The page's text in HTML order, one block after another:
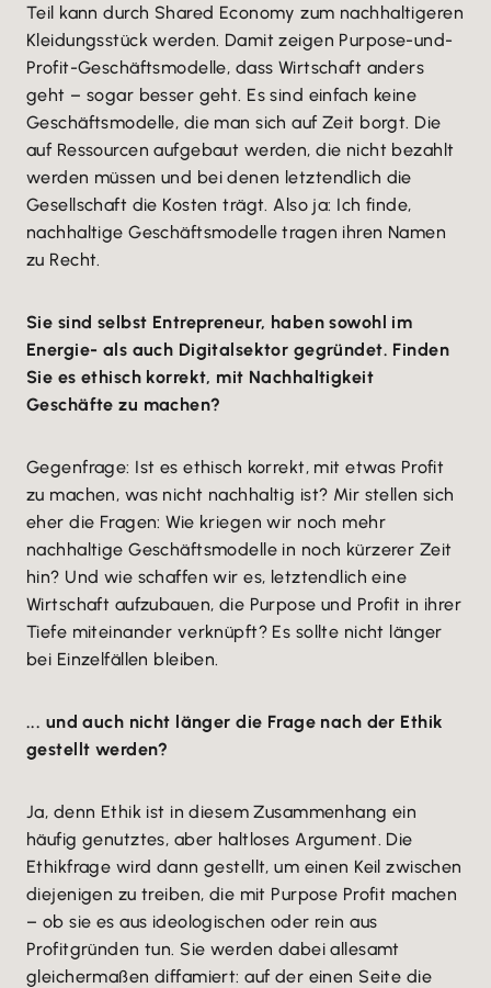
Teil kann durch Shared Economy zum nachhaltigeren
Kleidungsstück werden. Damit zeigen Purpose-und-
Profit-Geschäftsmodelle, dass Wirtschaft anders
geht – sogar besser geht. Es sind einfach keine
Geschäftsmodelle, die man sich auf Zeit borgt. Die
auf Ressourcen aufgebaut werden, die nicht bezahlt
werden müssen und bei denen letztendlich die
Gesellschaft die Kosten trägt. Also ja: Ich finde,
nachhaltige Geschäftsmodelle tragen ihren Namen
zu Recht.
Sie sind selbst Entrepreneur, haben sowohl im
Energie- als auch Digitalsektor gegründet. Finden
Sie es ethisch korrekt, mit Nachhaltigkeit
Geschäfte zu machen?
Gegenfrage: Ist es ethisch korrekt, mit etwas Profit
zu machen, was nicht nachhaltig ist? Mir stellen sich
eher die Fragen: Wie kriegen wir noch mehr
nachhaltige Geschäftsmodelle in noch kürzerer Zeit
hin? Und wie schaffen wir es, letztendlich eine
Wirtschaft aufzubauen, die Purpose und Profit in ihrer
Tiefe miteinander verknüpft? Es sollte nicht länger
bei Einzelfällen bleiben.
... und auch nicht länger die Frage nach der Ethik
gestellt werden?
Ja, denn Ethik ist in diesem Zusammenhang ein
häufig genutztes, aber haltloses Argument. Die
Ethikfrage wird dann gestellt, um einen Keil zwischen
diejenigen zu treiben, die mit Purpose Profit machen
– ob sie es aus ideologischen oder rein aus
Profitgründen tun. Sie werden dabei allesamt
gleichermaßen diffamiert: auf der einen Seite die